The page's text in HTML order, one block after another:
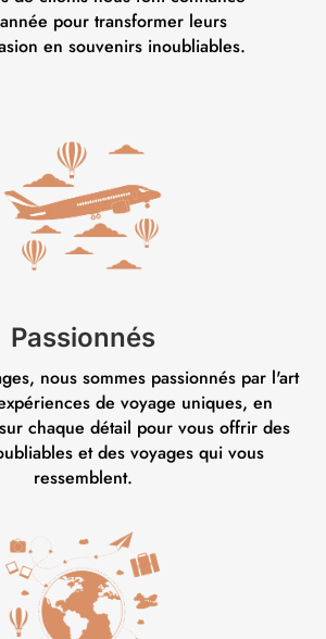
pour transformer leurs
en souvenirs inoubliables.
Passionnés
nous sommes passionnés par l'art
de voyage uniques, en
sur chaque détail pour vous offrir des
et des voyages qui vous
ressemblent.